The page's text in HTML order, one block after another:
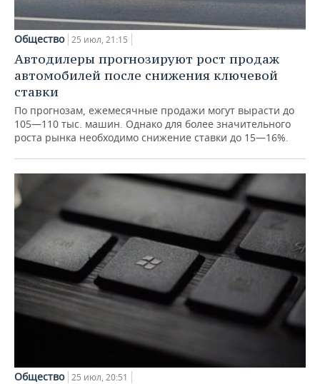
Общество 25 июл, 21:15
Автодилеры прогнозируют рост продаж
автомобилей после снижения ключевой
ставки
По прогнозам, ежемесячные продажи могут вырасти до
105—110 тыс. машин. Однако для более значительного
роста рынка необходимо снижение ставки до 15—16%.
Общество 25 июл, 20:51